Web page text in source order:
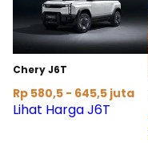
Chery J6T
Rp 580,5 - 645,5 juta
Lihat Harga J6T